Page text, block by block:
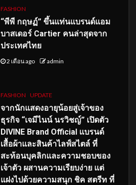
FASHION
“พีพี กฤษฏ์” ขึ้นแท่นแบรนด์แอม
บาสเดอร์ Cartier คนล่าสุดจาก
ประเทศไทย
2 เดือน ago admin
FASHION UPDATE
จากนักแสดงอายุน้อยสู่เจ้าของ
ธุรกิจ “เจมีไนน์ นรวิชญ์” เปิดตัว
DIVINE Brand Official แบรนด์
เสื้อผ้าและสินค้าไลฟ์สไตล์ ที่
สะท้อนบุคลิกและความชอบของ
เจ้าตัว ผสานความเรียบง่าย แต่
แฝงไปด้วยความสนุก ชิค สตรีท ที่